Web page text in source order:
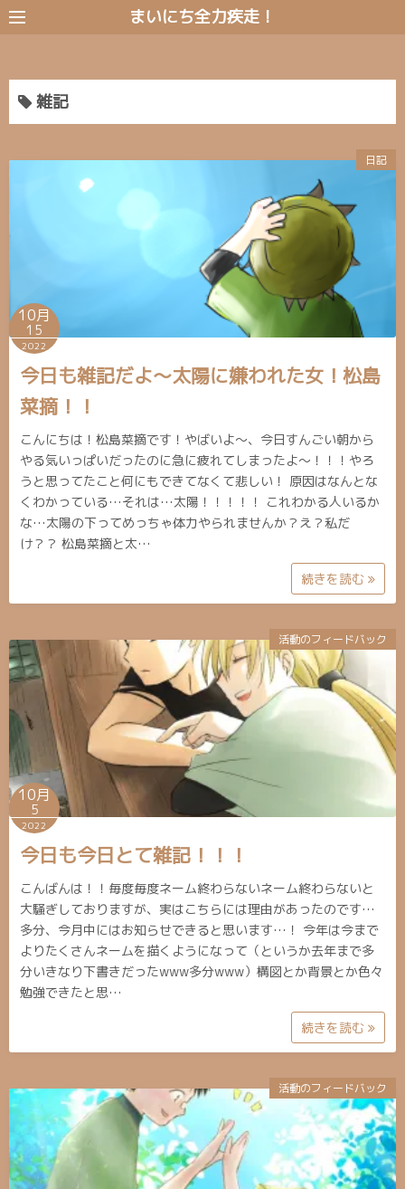
コ
ン
ン
へ
まいにち全力疾走！
雑記
日記
10月
15
2022
今日も雑記だよ〜太陽に嫌われた女！松島
菜摘！！
こんにちは！松島菜摘です！やばいよ〜、今日すんごい朝から
やる気いっぱいだったのに急に疲れてしまったよ〜！！！やろ
うと思ってたこと何にもできてなくて悲しい！ 原因はなんとな
くわかっている…それは…太陽！！！！！ これわかる人いるか
な…太陽の下ってめっちゃ体力やられませんか？え？私だ
け？？ 松島菜摘と太…
続きを読む
活動のフィードバック
10月
5
2022
今日も今日とて雑記！！！
こんばんは！！毎度毎度ネーム終わらないネーム終わらないと
大騒ぎしておりますが、実はこちらには理由があったのです…
多分、今月中にはお知らせできると思います…！ 今年は今まで
よりたくさんネームを描くようになって（というか去年まで多
分いきなり下書きだったwww多分www）構図とか背景とか色々
勉強できたと思…
続きを読む
活動のフィードバック